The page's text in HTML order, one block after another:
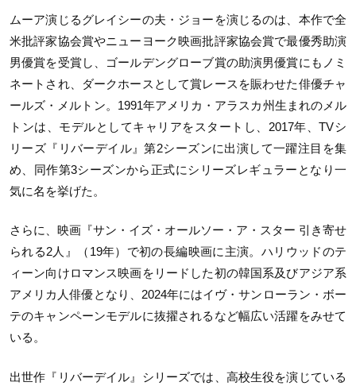
ムーア演じるグレイシーの夫・ジョーを演じるのは、本作で全
米批評家協会賞やニューヨーク映画批評家協会賞で最優秀助演
男優賞を受賞し、ゴールデングローブ賞の助演男優賞にもノミ
ネートされ、ダークホースとして賞レースを賑わせた俳優チャ
ールズ・メルトン。1991年アメリカ・アラスカ州生まれのメル
トンは、モデルとしてキャリアをスタートし、2017年、TVシ
リーズ『リバーデイル』第2シーズンに出演して一躍注目を集
め、同作第3シーズンから正式にシリーズレギュラーとなり一
気に名を挙げた。
さらに、映画『サン・イズ・オールソー・ア・スター 引き寄せ
られる2人』（19年）で初の長編映画に主演。ハリウッドのテ
ィーン向けロマンス映画をリードした初の韓国系及びアジア系
アメリカ人俳優となり、2024年にはイヴ・サンローラン・ボー
テのキャンペーンモデルに抜擢されるなど幅広い活躍をみせて
いる。
出世作『リバーデイル』シリーズでは、高校生役を演じている